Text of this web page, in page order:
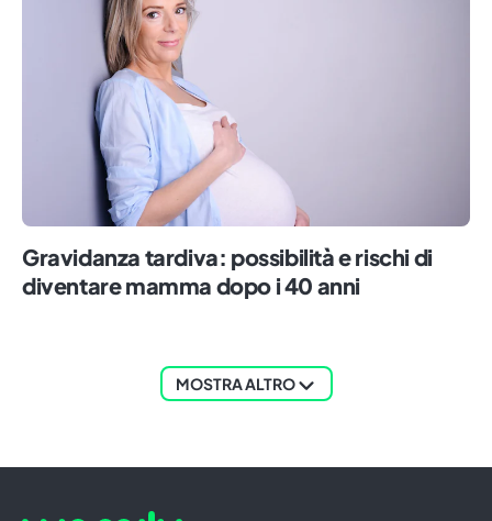
Gravidanza tardiva: possibilità e rischi di
diventare mamma dopo i 40 anni
MOSTRA ALTRO